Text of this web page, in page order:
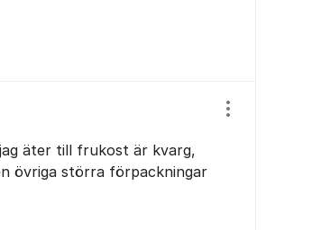
äter till frukost är kvarg,
övriga störra förpackningar
Visa/dölj